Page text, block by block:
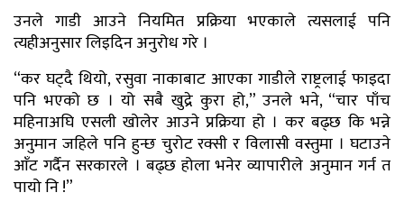
उनले गाडी आउने नियमित प्रक्रिया भएकाले त्यसलाई पनि
त्यहीअनुसार लिइदिन अनुरोध गरे ।
“कर घट्दै थियो, रसुवा नाकाबाट आएका गाडीले राष्ट्रलाई फाइदा
पनि भएको छ । यो सबै खुद्रे कुरा हो,” उनले भने, “चार पाँच
महिनाअघि एसली खोलेर आउने प्रक्रिया हो । कर बढ्छ कि भन्ने
अनुमान जहिले पनि हुन्छ चुरोट रक्सी र विलासी वस्तुमा । घटाउने
आँट गर्दैन सरकारले । बढ्छ होला भनेर व्यापारीले अनुमान गर्न त
पायो नि !”